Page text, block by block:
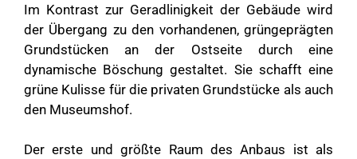
Im Kontrast zur Geradlinigkeit der Gebäude wird
der Übergang zu den vorhandenen, grüngeprägten
Grundstücken an der Ostseite durch eine
dynamische Böschung gestaltet. Sie schafft eine
grüne Kulisse für die privaten Grundstücke als auch
den Museumshof.
Der erste und größte Raum des Anbaus ist als